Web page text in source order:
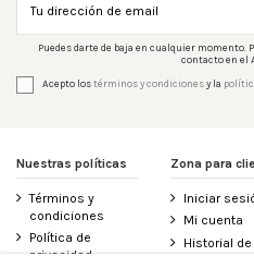
Puedes darte de baja en cualquier
contacto en el
Acepto lostérminos y condicionesy la
Nuestras políticas
Términos y
condiciones
Política de
Zona para
Iniciar
Mi cuenta
Historial de